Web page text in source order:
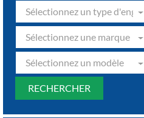
Sélectionnez un type d'engin
Sélectionnez une marque
Sélectionnez un modèle